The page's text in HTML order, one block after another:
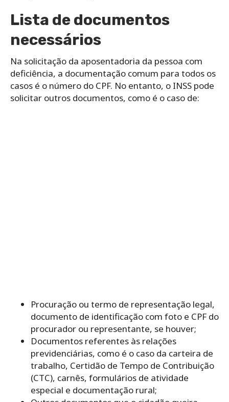
Lista de documentos
necessários
Na solicitação da aposentadoria da pessoa com
deficiência, a documentação comum para todos os
casos é o número do CPF. No entanto, o INSS pode
solicitar outros documentos, como é o caso de:
Procuração ou termo de representação legal,
documento de identificação com foto e CPF do
procurador ou representante, se houver;
Documentos referentes às relações
previdenciárias, como é o caso da carteira de
trabalho, Certidão de Tempo de Contribuição
(CTC), carnês, formulários de atividade
especial e documentação rural;